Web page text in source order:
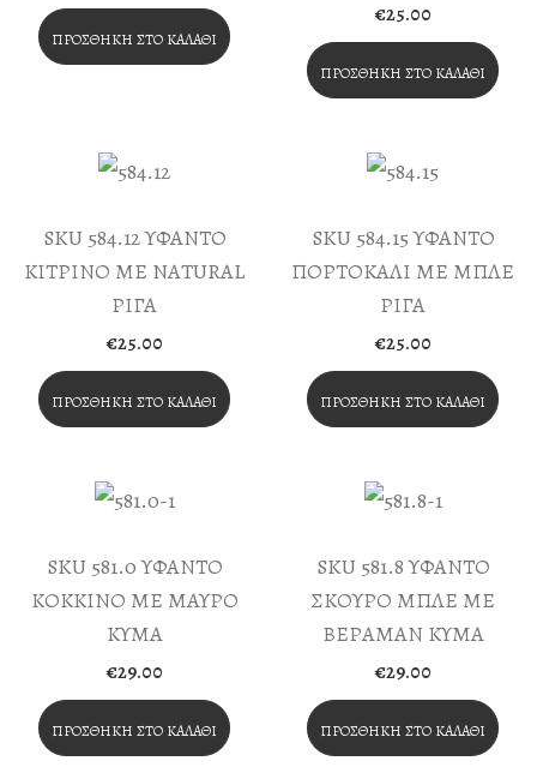
ΠΡΟΣΘΉΚΗ ΣΤΟ ΚΑΛΆΘΙ
€25.00
ΠΡΟΣΘΉΚΗ ΣΤΟ ΚΑΛΆΘΙ
SKU 584.12 ΥΦΑΝΤΟ
ΚΙΤΡΙΝΟ ΜΕ NATURAL
ΡΙΓΑ
€25.00
ΠΡΟΣΘΉΚΗ ΣΤΟ ΚΑΛΆΘΙ
SKU 584.15 ΥΦΑΝΤΟ
ΠΟΡΤΟΚΑΛΙ ΜΕ ΜΠΛΕ
ΡΙΓΑ
€25.00
ΠΡΟΣΘΉΚΗ ΣΤΟ ΚΑΛΆΘΙ
SKU 581.0 ΥΦΑΝΤΟ
ΚΟΚΚΙΝΟ ΜΕ ΜΑΥΡΟ
ΚΥΜΑ
€29.00
ΠΡΟΣΘΉΚΗ ΣΤΟ ΚΑΛΆΘΙ
SKU 581.8 ΥΦΑΝΤΟ
ΣΚΟΥΡΟ ΜΠΛΕ ΜΕ
ΒΕΡΑΜΑΝ ΚΥΜΑ
€29.00
ΠΡΟΣΘΉΚΗ ΣΤΟ ΚΑΛΆΘΙ